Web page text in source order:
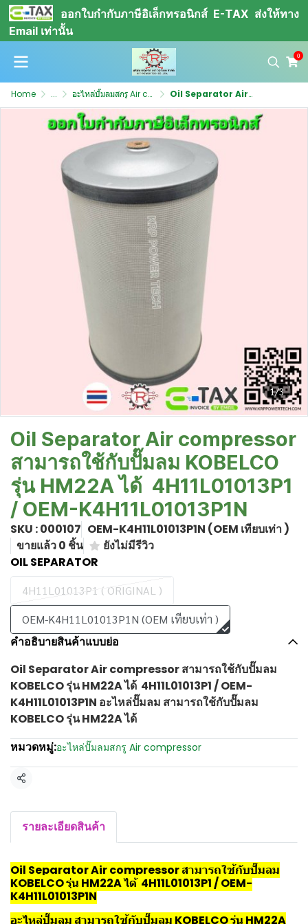
ออกใบกำกับภาษีอิเล็กทรอนิกส์ E-TAX ส่งให้ทาง
Email เท่านั้น
0
Home ... อะไหล่ปั๊มลมสกรู Air compressor Oil Separator Air compressor สามารถใช้กับปั๊มลม KOBELCO รุ่น HM22A ได้ 4H11L01013P1 / OEM-K4H11L01013P1N
1/3
Oil Separator Air compressor
สามารถใช้กับปั๊มลม KOBELCO
รุ่น HM22A ได้ 4H11L01013P1
/ OEM-K4H11L01013P1N
SKU : 000107 OEM-K4H11L01013P1N (OEM เทียบเท่า )
ขายแล้ว 0 ชิ้น
ยังไม่มีรีวิว
OIL SEPARATOR
4H11L01013P1 ( ORIGINAL )
OEM-K4H11L01013P1N (OEM เทียบเท่า )
คำอธิบายสินค้าแบบย่อ
Oil Separator Air compressor สามารถใช้กับปั๊มลม
KOBELCO รุ่น HM22A ได้ 4H11L01013P1 / OEM-
K4H11L01013P1N อะไหล่ปั๊มลม สามารถใช้กับปั๊มลม
KOBELCO รุ่น HM22A ได้
หมวดหมู่:อะไหล่ปั๊มลมสกรู Air compressor
แชร์
รายละเอียดสินค้า
Oil Separator Air compressor สามารถใช้กับปั๊มลม
KOBELCO รุ่น HM22A ได้ 4H11L01013P1 / OEM-
K4H11L01013P1N
อะไหล่ปั๊มลม สามารถใช้กับปั๊มลม KOBELCO รุ่น HM22A